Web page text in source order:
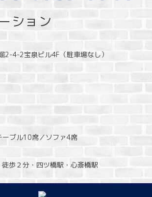
ション
2-4-2宝泉ビル4F（駐車場なし）
ーブル10席／ソファ4席
歩２分・四ツ橋駅・心斎橋駅